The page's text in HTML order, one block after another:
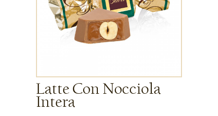
Latte Con Nocciola
Intera